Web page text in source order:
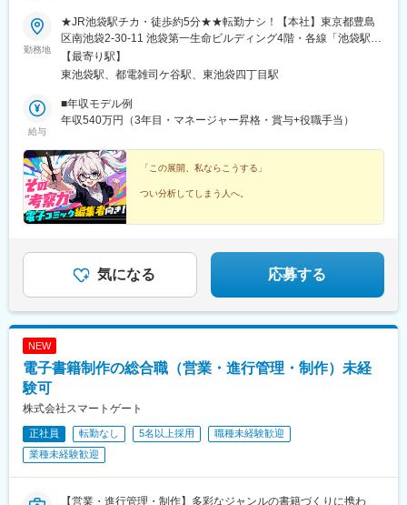
勤務地
★JR池袋駅チカ・徒歩約5分★★転勤ナシ！【本社】東京都豊島
区南池袋2-30-11 池袋第一生命ビルディング4階・各線「池袋駅」
徒歩5分・有楽町線「東池袋駅」徒歩2分※受動喫煙対策有：敷地
内全面禁煙
【最寄り駅】
東池袋駅、都電雑司ケ谷駅、東池袋四丁目駅
給与
■年収モデル例
年収540万円（3年目・マネージャー昇格・賞与+役職手当）
「この展開、私ならこうする」
つい分析してしまう人へ。
その"感覚"が、
ヒットを生み出す力になります。
好きを武器に、
気になる 応募する
NEW
電子書籍制作の総合職（営業・進行管理・制作）未経
験可
株式会社スマートゲート
正社員 転勤なし 5名以上採用
職種未経験歓迎
業種未経験歓迎
【営業・進行管理・制作】多彩なジャンルの書籍づくりに携わ